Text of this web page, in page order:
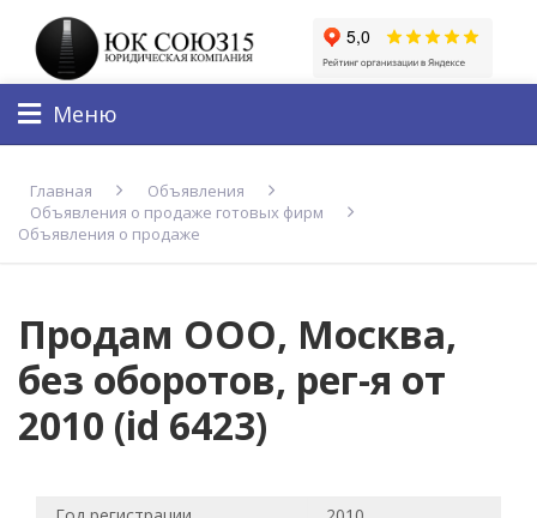
Меню
Главная
Объявления
Объявления о продаже готовых фирм
Объявления о продаже
Продам ООО, Москва,
без оборотов, рег-я от
2010 (id 6423)